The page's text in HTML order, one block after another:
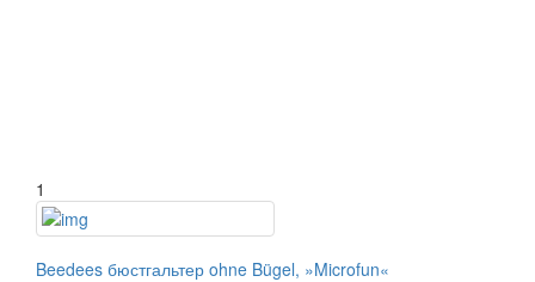
1
Beedees бюстгальтер ohne Bügel, »Microfun«